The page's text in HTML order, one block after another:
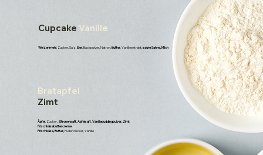
Cupcake Vanille
Weizenmehl , Zucker, Salz,Eier , Backpulver, Natron,Butter , Vanilleextrakt,saure Sahne, Milch
Bratapfel
Zimt
Äpfel, Zucker, Zitronensaft, Apfelsaft, Vanillepuddingpulver, Zimt
Frischkäsebuttercreme
Frischkäse, Butter, Puderzucker, Vanille